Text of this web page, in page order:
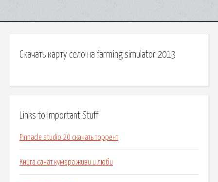
Скачать карту село на farming simulator 2013
Links to Important Stuff
Pinnacle studio 20 скачать торрент
Книга санат кумара живи и люби